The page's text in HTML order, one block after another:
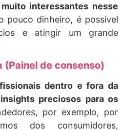
interessantes nesse
pouco dinheiro, é possível
e atingir um grande
(Painel de consenso)
dentro e fora da
preciosos para os
por exemplo, por
dos consumidores,